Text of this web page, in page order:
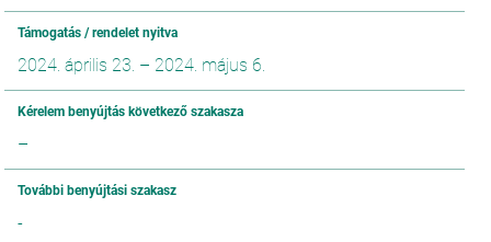
Támogatás / rendelet nyitva
2024. április 23. – 2024. május 6.
Kérelem benyújtás következő szakasza
–
További benyújtási szakasz
-